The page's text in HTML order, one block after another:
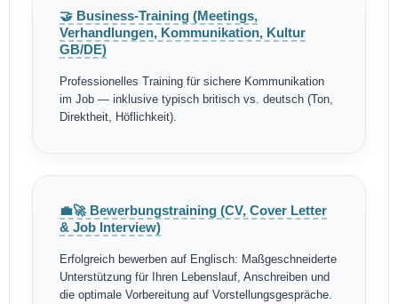
🤝 Business-Training (Meetings,
Verhandlungen, Kommunikation, Kultur
GB/DE)
Professionelles Training für sichere Kommunikation
im Job — inklusive typisch britisch vs. deutsch (Ton,
Direktheit, Höflichkeit).
💼🚀 Bewerbungstraining (CV, Cover Letter
& Job Interview)
Erfolgreich bewerben auf Englisch: Maßgeschneiderte
Unterstützung für Ihren Lebenslauf, Anschreiben und
die optimale Vorbereitung auf Vorstellungsgespräche.